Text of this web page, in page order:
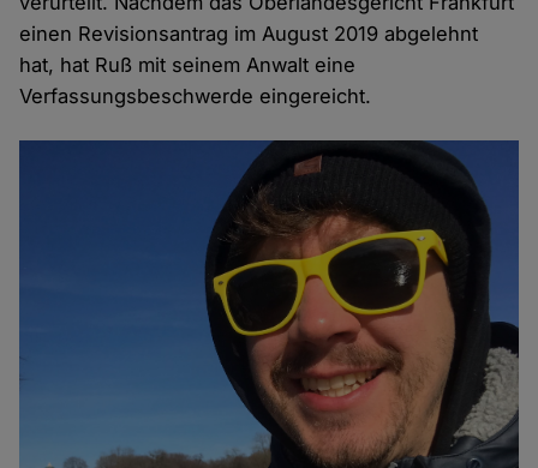
einen Revisionsantrag im August 2019 abgelehnt
hat, hat Ruß mit seinem Anwalt eine
Verfassungsbeschwerde eingereicht.